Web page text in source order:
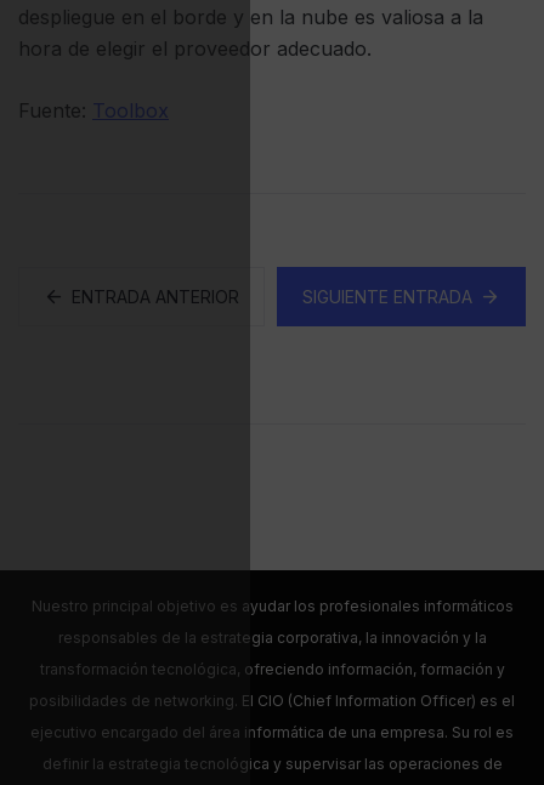
despliegue en el borde y en la nube es valiosa a la
hora de elegir el proveedor adecuado.
Fuente: Toolbox
ENTRADA ANTERIOR SIGUIENTE ENTRADA
Nuestro principal objetivo es ayudar los profesionales informáticos
responsables de la estrategia corporativa, la innovación y la
transformación tecnológica, ofreciendo información, formación y
posibilidades de networking. El CIO (Chief Information Officer) es el
ejecutivo encargado del área informática de una empresa. Su rol es
definir la estrategia tecnológica y supervisar las operaciones de